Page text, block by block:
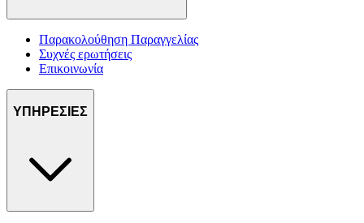
Παρακολούθηση Παραγγελίας
Συχνές ερωτήσεις
Επικοινωνία
ΥΠΗΡΕΣΙΕΣ